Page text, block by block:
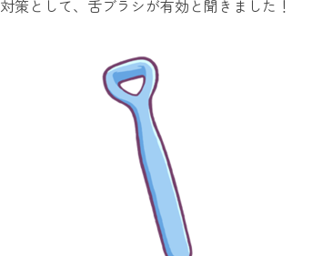
対策として、舌ブラシが有効と聞きました！